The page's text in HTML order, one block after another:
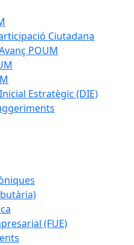
Ciutadana
POUM
Estratègic (DIE)
(FUE)